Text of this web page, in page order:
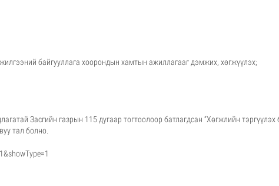
байгууллага хоорондын хамтын ажиллагааг дэмжих, хөгжүүлэх;
Засгийн газрын 115 дугаар тогтоолоор батлагдсан “Хөгжлийн тэргүүлэх
тал болно.